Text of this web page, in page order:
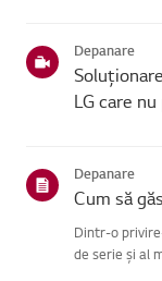
Depanare
LG care
Depanare
Cum să
Dintr-o
de serie și al